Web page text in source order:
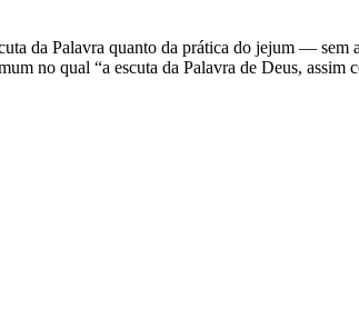
da Palavra quanto da prática do jejum —
no qual “a escuta da Palavra de Deus,